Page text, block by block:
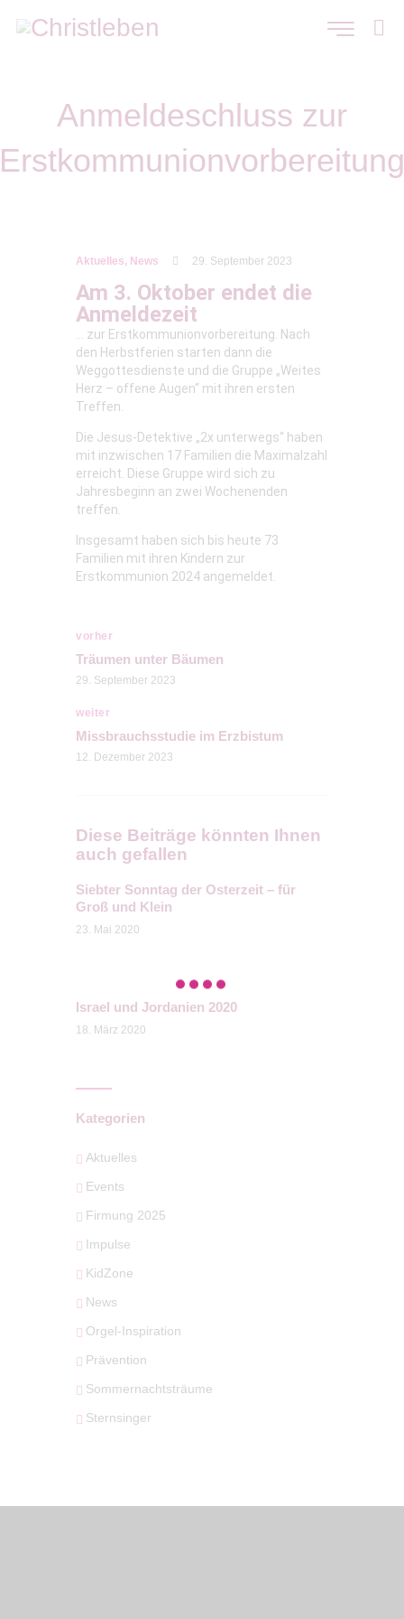
Anmeldeschluss zur
Erstkommunionvorbereitung
Aktuelles, News 29. September 2023
Am 3. Oktober endet die
Anmeldezeit
… zur Erstkommunionvorbereitung. Nach
den Herbstferien starten dann die
Weggottesdienste und die Gruppe „Weites
Herz – offene Augen“ mit ihren ersten
Treffen.
Die Jesus-Detektive „2x unterwegs“ haben
mit inzwischen 17 Familien die Maximalzahl
erreicht. Diese Gruppe wird sich zu
Jahresbeginn an zwei Wochenenden
treffen.
Insgesamt haben sich bis heute 73
Familien mit ihren Kindern zur
Erstkommunion 2024 angemeldet.
vorher
Träumen unter Bäumen
29. September 2023
weiter
Missbrauchsstudie im Erzbistum
12. Dezember 2023
Diese Beiträge könnten Ihnen
auch gefallen
Siebter Sonntag der Osterzeit – für
Groß und Klein
23. Mai 2020
Israel und Jordanien 2020
18. März 2020
Kategorien
Aktuelles
Events
Firmung 2025
Impulse
KidZone
News
Orgel-Inspiration
Prävention
Sommernachtsträume
Sternsinger